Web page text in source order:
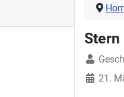
Stern
21.